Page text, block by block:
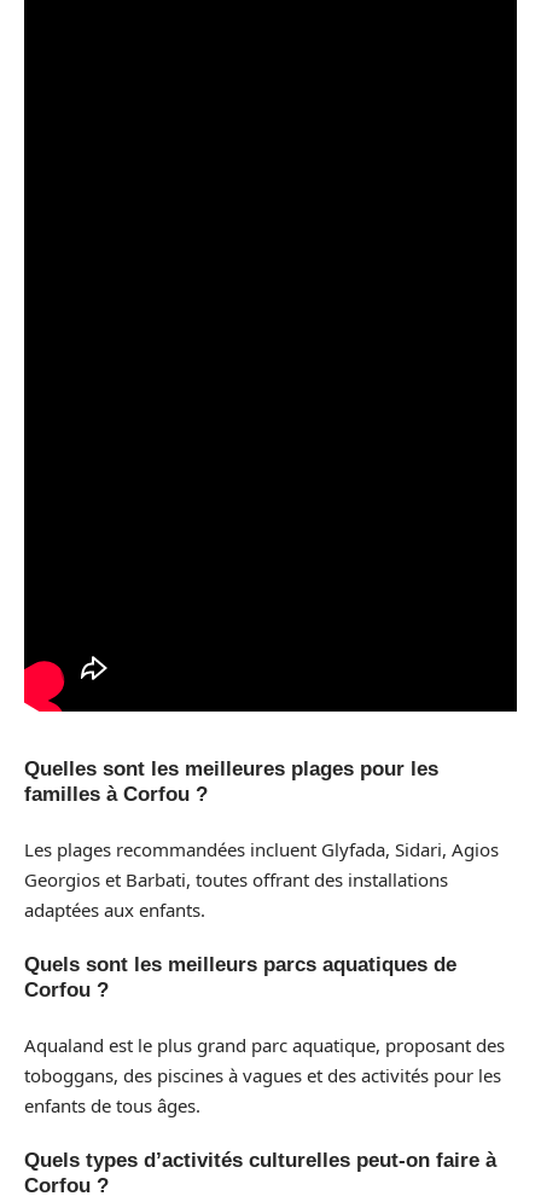
Quelles sont les meilleures plages pour les
familles à Corfou ?
Les plages recommandées incluent Glyfada, Sidari, Agios
Georgios et Barbati, toutes offrant des installations
adaptées aux enfants.
Quels sont les meilleurs parcs aquatiques de
Corfou ?
Aqualand est le plus grand parc aquatique, proposant des
toboggans, des piscines à vagues et des activités pour les
enfants de tous âges.
Quels types d’activités culturelles peut-on faire à
Corfou ?